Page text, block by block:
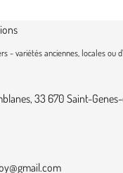
- variétés anciennes, locales ou
33 670 Saint-